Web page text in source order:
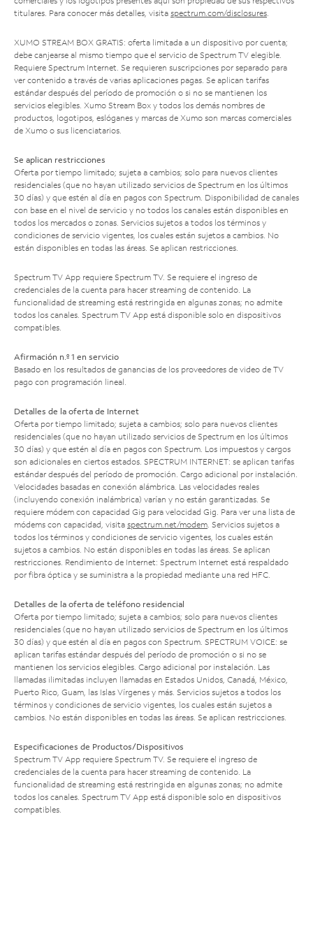
titulares. Para conocer más detalles, visita spectrum.com/disclosures.
XUMO STREAM BOX GRATIS: oferta limitada a un dispositivo por cuenta;
debe canjearse al mismo tiempo que el servicio de Spectrum TV elegible.
Requiere Spectrum Internet. Se requieren suscripciones por separado para
ver contenido a través de varias aplicaciones pagas. Se aplican tarifas
estándar después del período de promoción o si no se mantienen los
servicios elegibles. Xumo Stream Box y todos los demás nombres de
productos, logotipos, eslóganes y marcas de Xumo son marcas comerciales
de Xumo o sus licenciatarios.
Se aplican restricciones
Oferta por tiempo limitado; sujeta a cambios; solo para nuevos clientes
residenciales (que no hayan utilizado servicios de Spectrum en los últimos
30 días) y que estén al día en pagos con Spectrum. Disponibilidad de canales
con base en el nivel de servicio y no todos los canales están disponibles en
todos los mercados o zonas. Servicios sujetos a todos los términos y
condiciones de servicio vigentes, los cuales están sujetos a cambios. No
están disponibles en todas las áreas. Se aplican restricciones.
Spectrum TV App requiere Spectrum TV. Se requiere el ingreso de
credenciales de la cuenta para hacer streaming de contenido. La
funcionalidad de streaming está restringida en algunas zonas; no admite
todos los canales. Spectrum TV App está disponible solo en dispositivos
compatibles.
Afirmación n.º 1 en servicio
Basado en los resultados de ganancias de los proveedores de video de TV
pago con programación lineal.
Detalles de la oferta de Internet
Oferta por tiempo limitado; sujeta a cambios; solo para nuevos clientes
residenciales (que no hayan utilizado servicios de Spectrum en los últimos
30 días) y que estén al día en pagos con Spectrum. Los impuestos y cargos
son adicionales en ciertos estados. SPECTRUM INTERNET: se aplican tarifas
estándar después del período de promoción. Cargo adicional por instalación.
Velocidades basadas en conexión alámbrica. Las velocidades reales
(incluyendo conexión inalámbrica) varían y no están garantizadas. Se
requiere módem con capacidad Gig para velocidad Gig. Para ver una lista de
módems con capacidad, visita spectrum.net/modem. Servicios sujetos a
todos los términos y condiciones de servicio vigentes, los cuales están
sujetos a cambios. No están disponibles en todas las áreas. Se aplican
restricciones. Rendimiento de Internet: Spectrum Internet está respaldado
por fibra óptica y se suministra a la propiedad mediante una red HFC.
Detalles de la oferta de teléfono residencial
Oferta por tiempo limitado; sujeta a cambios; solo para nuevos clientes
residenciales (que no hayan utilizado servicios de Spectrum en los últimos
30 días) y que estén al día en pagos con Spectrum. SPECTRUM VOICE: se
aplican tarifas estándar después del período de promoción o si no se
mantienen los servicios elegibles. Cargo adicional por instalación. Las
llamadas ilimitadas incluyen llamadas en Estados Unidos, Canadá, México,
Puerto Rico, Guam, las Islas Vírgenes y más. Servicios sujetos a todos los
términos y condiciones de servicio vigentes, los cuales están sujetos a
cambios. No están disponibles en todas las áreas. Se aplican restricciones.
Especificaciones de Productos/Dispositivos
Spectrum TV App requiere Spectrum TV. Se requiere el ingreso de
credenciales de la cuenta para hacer streaming de contenido. La
funcionalidad de streaming está restringida en algunas zonas; no admite
todos los canales. Spectrum TV App está disponible solo en dispositivos
compatibles.